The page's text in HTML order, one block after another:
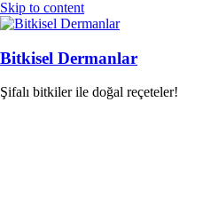
Skip to content
Bitkisel Dermanlar
Şifalı bitkiler ile doğal reçeteler!